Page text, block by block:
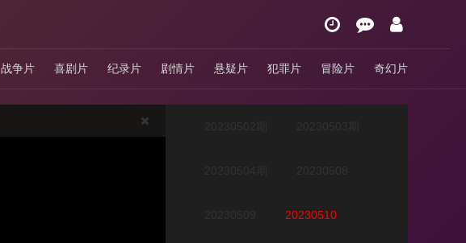
战争片 喜剧片 纪录片 剧情片 悬疑片 犯罪片 冒险片 奇幻片
20230510